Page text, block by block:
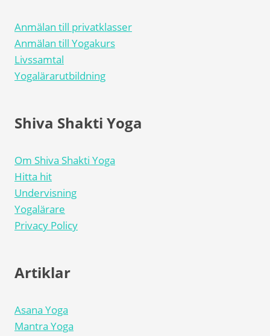
Anmälan till privatklasser
Anmälan till Yogakurs
Livssamtal
Yogalärarutbildning
Shiva Shakti Yoga
Om Shiva Shakti Yoga
Hitta hit
Undervisning
Yogalärare
Privacy Policy
Artiklar
Asana Yoga
Mantra Yoga